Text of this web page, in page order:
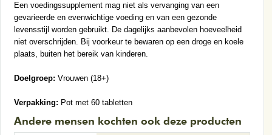
Een voedingssupplement mag niet als vervanging van een
gevarieerde en evenwichtige voeding en van een gezonde
levensstijl worden gebruikt. De dagelijks aanbevolen hoeveelheid
niet overschrijden. Bij voorkeur te bewaren op een droge en koele
plaats, buiten het bereik van kinderen.
Doelgroep: Vrouwen (18+)
Verpakking: Pot met 60 tabletten
Andere mensen kochten ook deze producten